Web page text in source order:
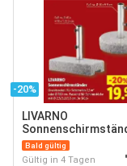
-20%
LIVARNO
Bald gültig
Gültig in 4 Tagen